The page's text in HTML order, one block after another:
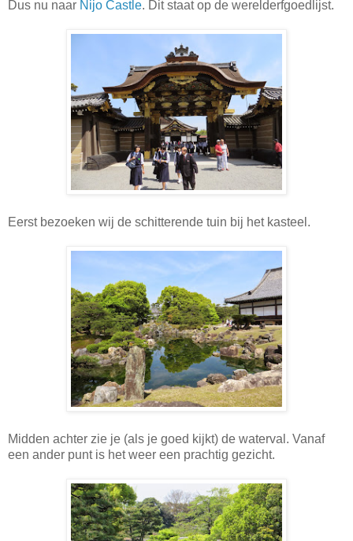
Dus nu naar Nijo Castle. Dit staat op de werelderfgoedlijst.
Eerst bezoeken wij de schitterende tuin bij het kasteel.
Midden achter zie je (als je goed kijkt) de waterval. Vanaf
een ander punt is het weer een prachtig gezicht.